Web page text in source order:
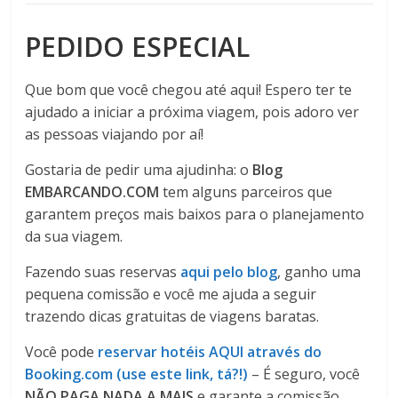
PEDIDO ESPECIAL
Que bom que você chegou até aqui! Espero ter te
ajudado a iniciar a próxima viagem, pois adoro ver
as pessoas viajando por aí!
Gostaria de pedir uma ajudinha: o Blog
EMBARCANDO.COM tem alguns parceiros que
garantem preços mais baixos para o planejamento
da sua viagem.
Fazendo suas reservas aqui pelo blog, ganho uma
pequena comissão e você me ajuda a seguir
trazendo dicas gratuitas de viagens baratas.
Você pode reservar hotéis AQUI através do
Booking.com (use este link, tá?!) – É seguro, você